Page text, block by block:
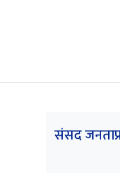
संसद